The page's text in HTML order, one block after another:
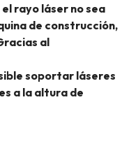
rayo láser no sea
de construcción,
al
soportar láseres
a la altura de